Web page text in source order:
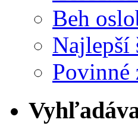
Beh
Najlepší
Povinné